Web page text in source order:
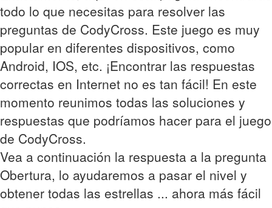
todo lo que necesitas para resolver las
preguntas de CodyCross. Este juego es muy
popular en diferentes dispositivos, como
Android, IOS, etc. ¡Encontrar las respuestas
correctas en Internet no es tan fácil! En este
momento reunimos todas las soluciones y
respuestas que podríamos hacer para el juego
de CodyCross.
Vea a continuación la respuesta a la pregunta
Obertura, lo ayudaremos a pasar el nivel y
obtener todas las estrellas ... ahora más fácil